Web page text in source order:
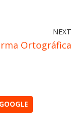
NEXT
Ortográfica
GOOGLE